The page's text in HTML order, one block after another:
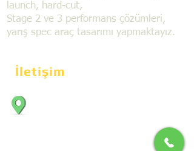
launch, hard-cut,
Stage 2 ve 3 performans çözümleri,
yarış spec araç tasarımı yapmaktayız.
İletişim